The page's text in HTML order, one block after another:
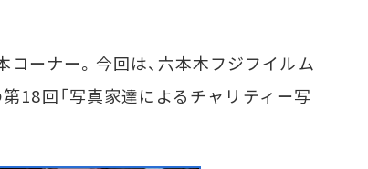
ーナー。今回は、六本木フジフイルム
18回「写真家達によるチャリティー写